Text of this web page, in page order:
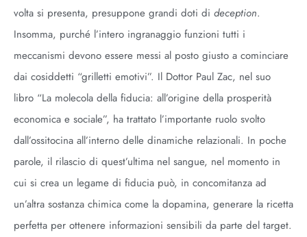
volta si presenta, presuppone grandi doti di deception.
Insomma, purché l’intero ingranaggio funzioni tutti i
meccanismi devono essere messi al posto giusto a cominciare
dai cosiddetti “grilletti emotivi”. Il Dottor Paul Zac, nel suo
libro “La molecola della fiducia: all’origine della prosperità
economica e sociale”, ha trattato l’importante ruolo svolto
dall’ossitocina all’interno delle dinamiche relazionali. In poche
parole, il rilascio di quest’ultima nel sangue, nel momento in
cui si crea un legame di fiducia può, in concomitanza ad
un’altra sostanza chimica come la dopamina, generare la ricetta
perfetta per ottenere informazioni sensibili da parte del target.